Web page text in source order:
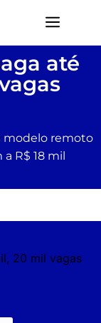
até
modelo remoto
R$ 18 mil